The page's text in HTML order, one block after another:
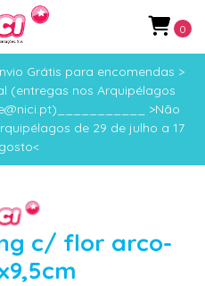
Grátis para encomendas >
(entregas nos Arquipélagos
>Não
de 29 de julho a 17
0
c/ flor arco-